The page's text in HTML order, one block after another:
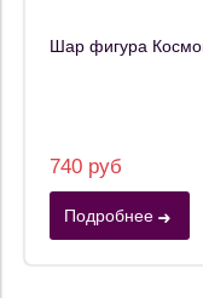
Шар фигура
740 руб
Подробнее